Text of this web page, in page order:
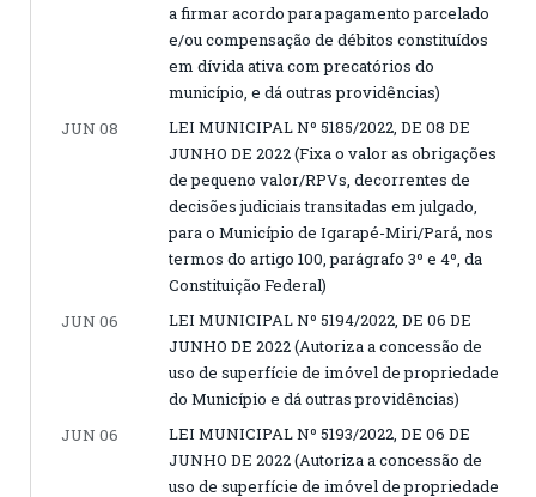
a firmar acordo para pagamento parcelado
e/ou compensação de débitos constituídos
em dívida ativa com precatórios do
município, e dá outras providências)
JUN 08
LEI MUNICIPAL Nº 5185/2022, DE 08 DE
JUNHO DE 2022 (Fixa o valor as obrigações
de pequeno valor/RPVs, decorrentes de
decisões judiciais transitadas em julgado,
para o Município de Igarapé-Miri/Pará, nos
termos do artigo 100, parágrafo 3º e 4º, da
Constituição Federal)
JUN 06
LEI MUNICIPAL Nº 5194/2022, DE 06 DE
JUNHO DE 2022 (Autoriza a concessão de
uso de superfície de imóvel de propriedade
do Município e dá outras providências)
JUN 06
LEI MUNICIPAL Nº 5193/2022, DE 06 DE
JUNHO DE 2022 (Autoriza a concessão de
uso de superfície de imóvel de propriedade